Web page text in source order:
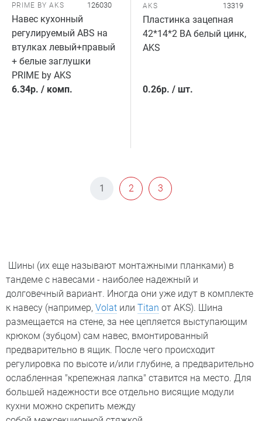
PRIME BY AKS 126030
Навес кухонный
регулируемый ABS на
втулках левый+правый
+ белые заглушки
PRIME by AKS
6.34р. / комп.
AKS 13319
Пластинка зацепная
42*14*2 ВА белый цинк,
AKS
0.26р. / шт.
1 2 3
Шины (их еще называют монтажными планками) в
тандеме с навесами - наиболее надежный и
долговечный вариант. Иногда они уже идут в комплекте
к навесу (например, Volat или Titan от AKS). Шина
размещается на стене, за нее цепляется выступающим
крюком (зубцом) сам навес, вмонтированный
предварительно в ящик. После чего происходит
регулировка по высоте и/или глубине, а предварительно
ослабленная "крепежная лапка" ставится на место. Для
большей надежности все отдельно висящие модули
кухни можно скрепить между